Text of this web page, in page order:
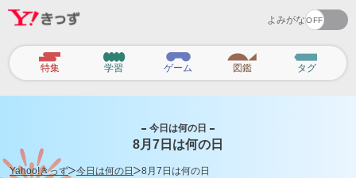
よみがな
カ
テ
特集 学習 ゲーム 図鑑 タグ
今日は何の日
8月7日は何の日
Yahoo!きっず 今日は何の日 8月7日は何の日